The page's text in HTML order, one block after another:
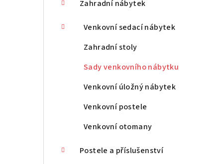
Zahradní nábytek
Venkovní sedací nábytek
Zahradní stoly
Sady venkovního nábytku
Venkovní úložný nábytek
Venkovní postele
Venkovní otomany
Postele a příslušenství